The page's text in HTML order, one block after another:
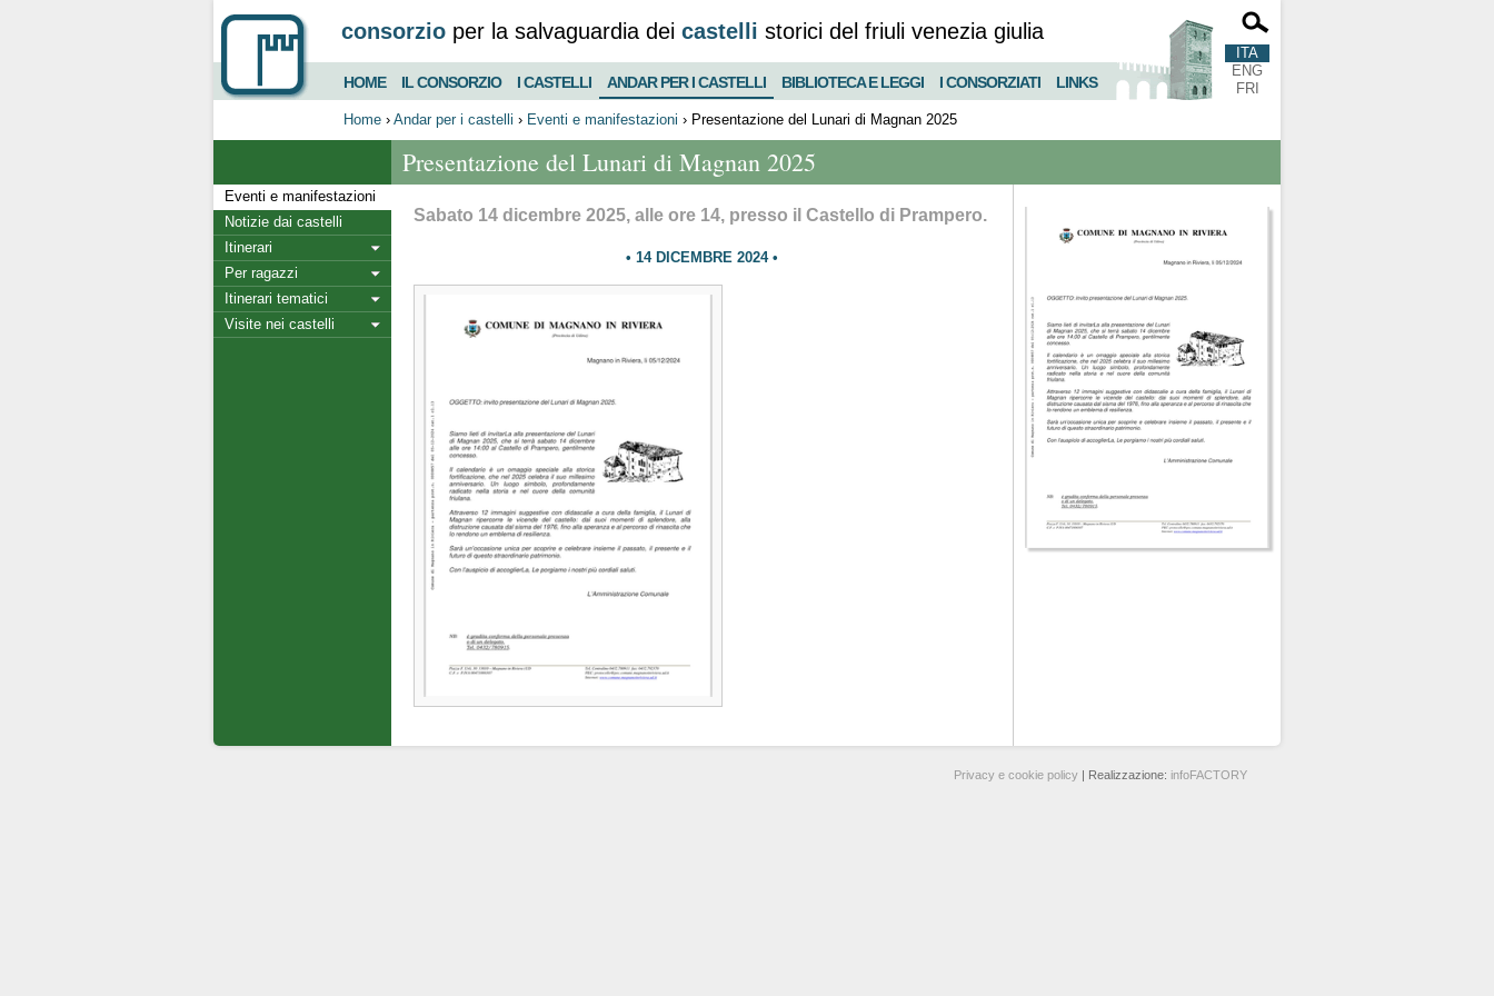
consorzio per la salvaguardia dei castelli storici del friuli venezia giulia
HOME IL CONSORZIO I CASTELLI ANDAR PER I CASTELLI BIBLIOTECA E LEGGI I CONSORZIATI LINKS
ITA
ENG
FRI
Home › Andar per i castelli › Eventi e manifestazioni › Presentazione del Lunari di Magnan 2025
Eventi e manifestazioni
Notizie dai castelli
Itinerari
Per ragazzi
Itinerari tematici
Visite nei castelli
Presentazione del Lunari di Magnan 2025
Sabato 14 dicembre 2025, alle ore 14, presso il Castello di Prampero.
14 DICEMBRE 2024
Privacy e cookie policy | Realizzazione: infoFACTORY